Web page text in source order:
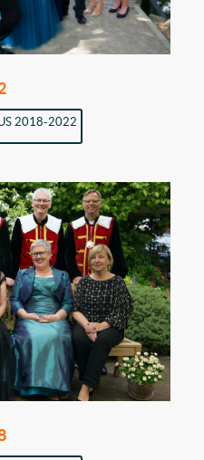
2018-2022